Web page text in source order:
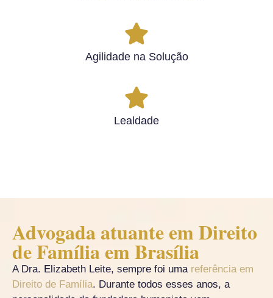
Agilidade na Solução
Lealdade
Advogada atuante em Direito
de Família em Brasília
A Dra. Elizabeth Leite, sempre foi uma referência em
Direito de Família. Durante todos esses anos, a